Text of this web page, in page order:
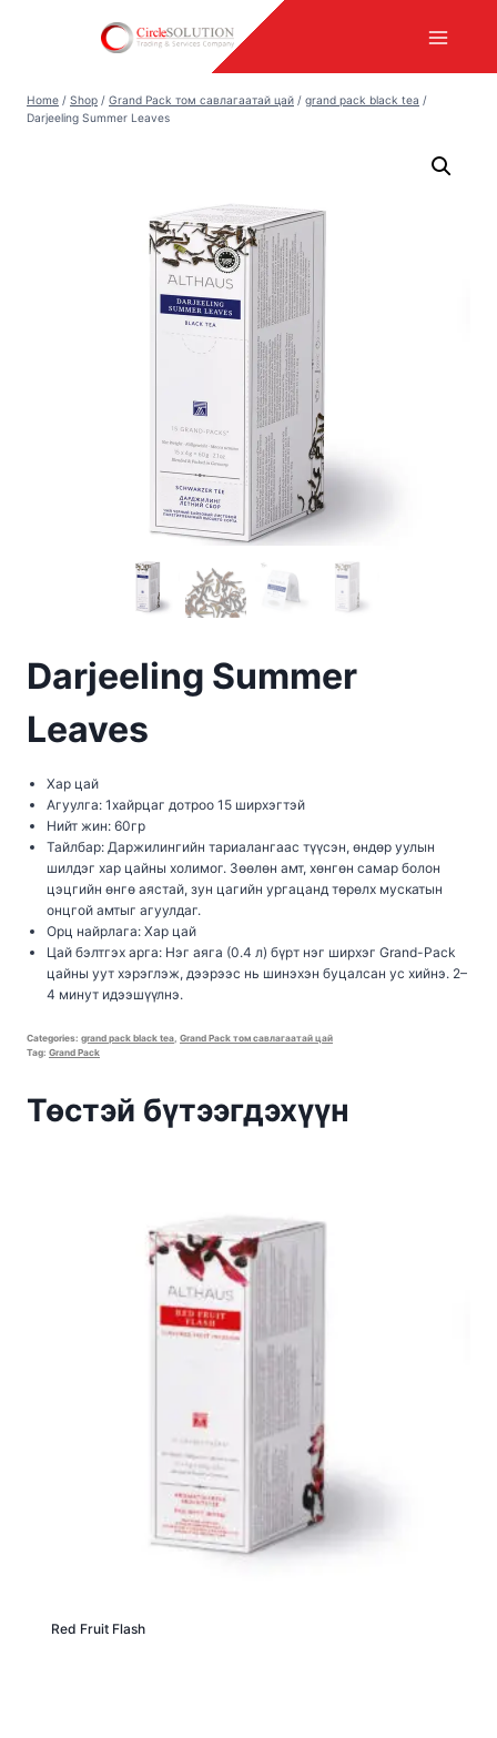
Home / Shop / Grand Pack том савлагаатай цай / grand pack black tea /
Darjeeling Summer Leaves
Darjeeling Summer
Leaves
Хар цай
Агуулга: 1хайрцаг дотроо 15 ширхэгтэй
Нийт жин: 60гр
Тайлбар: Даржилингийн тариалангаас түүсэн, өндөр уулын
шилдэг хар цайны холимог. Зөөлөн амт, хөнгөн самар болон
цэцгийн өнгө аястай, зун цагийн ургацанд төрөлх мускатын
онцгой амтыг агуулдаг.
Орц найрлага: Хар цай
Цай бэлтгэх арга: Нэг аяга (0.4 л) бүрт нэг ширхэг Grand-Pack
цайны уут хэрэглэж, дээрээс нь шинэхэн буцалсан ус хийнэ. 2–
4 минут идээшүүлнэ.
Categories: grand pack black tea, Grand Pack том савлагаатай цай
Tag: Grand Pack
Төстэй бүтээгдэхүүн
Red Fruit Flash